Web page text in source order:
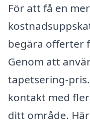
För att få en
begära offerter
Genom att
tapetsering-
kontakt med
ditt område.